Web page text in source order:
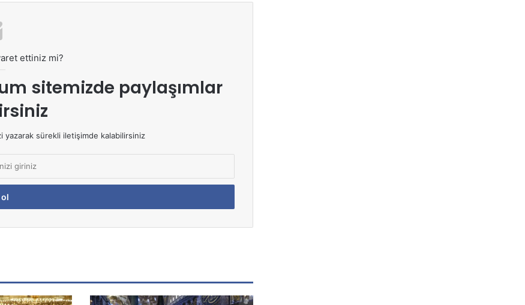
ettiniz mi?
sitemizde paylaşımlar
yazarak sürekli iletişimde kalabilirsiniz